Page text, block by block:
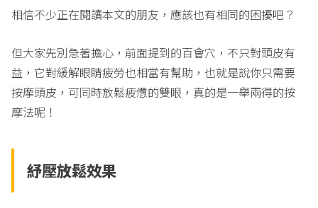
相信不少正在閱讀本文的朋友，應該也有相同的困擾吧？
但大家先別急著擔心，前面提到的百會穴，不只對頭皮有
益，它對緩解眼睛疲勞也相當有幫助，也就是說你只需要
按摩頭皮，可同時放鬆疲憊的雙眼，真的是一舉兩得的按
摩法呢！
紓壓放鬆效果